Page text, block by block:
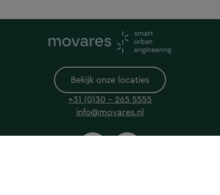
Bekijk onze locaties
+31 (0)30 - 265 5555
info@movares.nl